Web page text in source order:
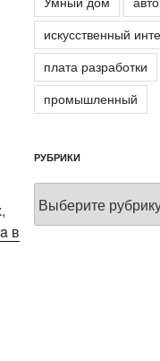
в
искусственный
плата разработки
промышленный
РУБРИКИ
Рубрики